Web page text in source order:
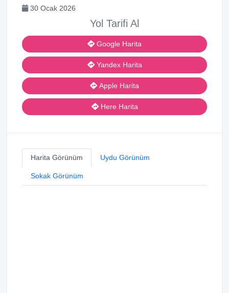
30 Ocak 2026
Yol Tarifi Al
Google Harita
Yandex Harita
Apple Harita
Here Harita
Harita Görünüm Uydu Görünüm
Sokak Görünüm